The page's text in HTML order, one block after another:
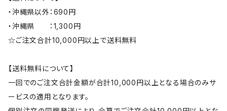
・沖縄県以外：690円
・沖縄県 ：1,300円
☆ご注文合計10,000円以上で送料無料
【送料無料について】
一回でのご注文合計金額が合計10,000円以上となる場合のみサ
ービスの適用となります。